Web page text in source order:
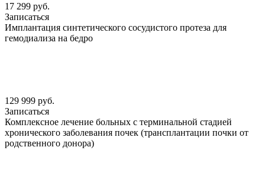
17 299 руб.
Записаться
Имплантация синтетического сосудистого протеза для
гемодиализа на бедро
129 999 руб.
Записаться
Комплексное лечение больных с терминальной стадией
хронического заболевания почек (трансплантации почки от
родственного донора)